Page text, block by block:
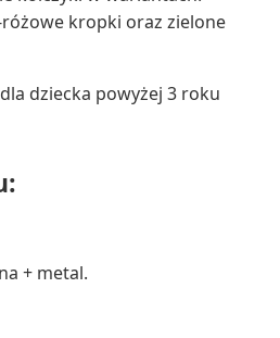
kropki oraz zielone
dziecka powyżej 3 roku
+ metal.